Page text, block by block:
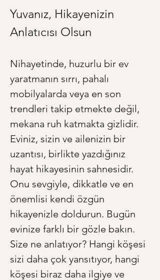
Yuvanız, Hikayenizin
Anlatıcısı Olsun
Nihayetinde, huzurlu bir ev
yaratmanın sırrı, pahalı
mobilyalarda veya en son
trendleri takip etmekte değil,
mekana ruh katmakta gizlidir.
Eviniz, sizin ve ailenizin bir
uzantısı, birlikte yazdığınız
hayat hikayesinin sahnesidir.
Onu sevgiyle, dikkatle ve en
önemlisi kendi özgün
hikayenizle doldurun. Bugün
evinize farklı bir gözle bakın.
Size ne anlatıyor? Hangi köşesi
sizi daha çok yansıtıyor, hangi
köşesi biraz daha ilgiye ve